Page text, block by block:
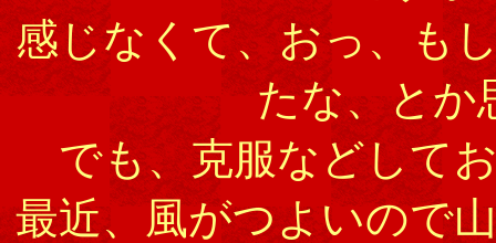
感じなくて、おっ、も
たな、とか
でも、克服などして
最近、風がつよいので